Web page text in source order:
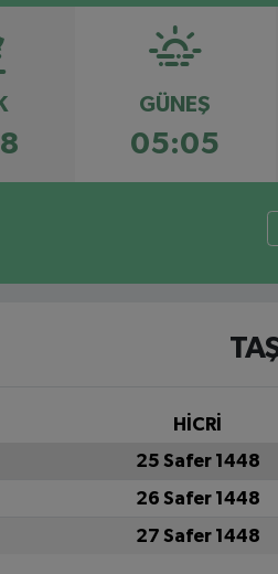
GÜNEŞ
05:05
HİCRİ
25 Safer 1448
26 Safer 1448
27 Safer 1448